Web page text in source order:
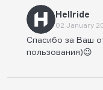
Hellride
02 January
Спасибо за Ваш
пользования)😉